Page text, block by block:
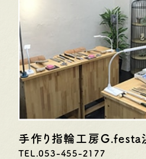
手作り指輪工房G.festa
TEL.053-455-2177